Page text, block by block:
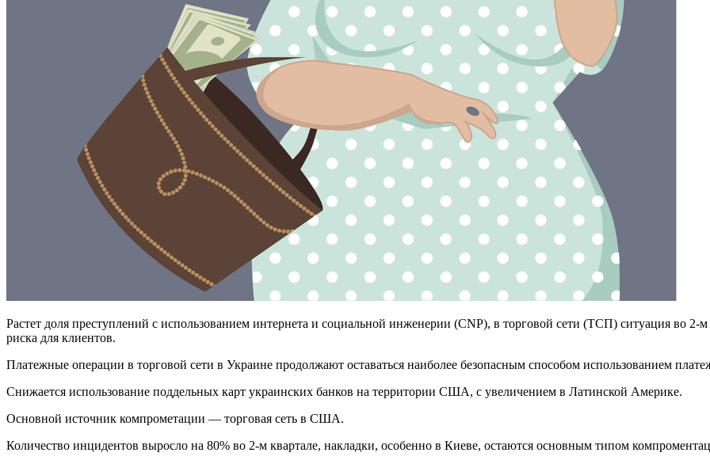
Растет доля преступлений с использованием интернета и социальной инженерии (CNP), в торговой сети (ТСП) ситуация во 2-
риска для клиентов.
Платежные операции в торговой сети в Украине продолжают оставаться наиболее безопасным способом использованием
Снижается использование поддельных карт украинских банков на территории США, с увеличением в Латинской Америке.
Основной источник компрометации — торговая сеть в США.
Количество инцидентов выросло на 80% во 2-м квартале, накладки, особенно в Киеве, остаются основным типом